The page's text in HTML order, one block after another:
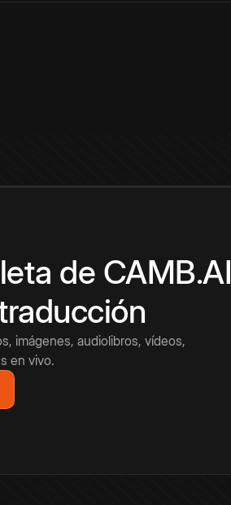
de CAMB.AI
imágenes, audiolibros, vídeos,
en vivo.